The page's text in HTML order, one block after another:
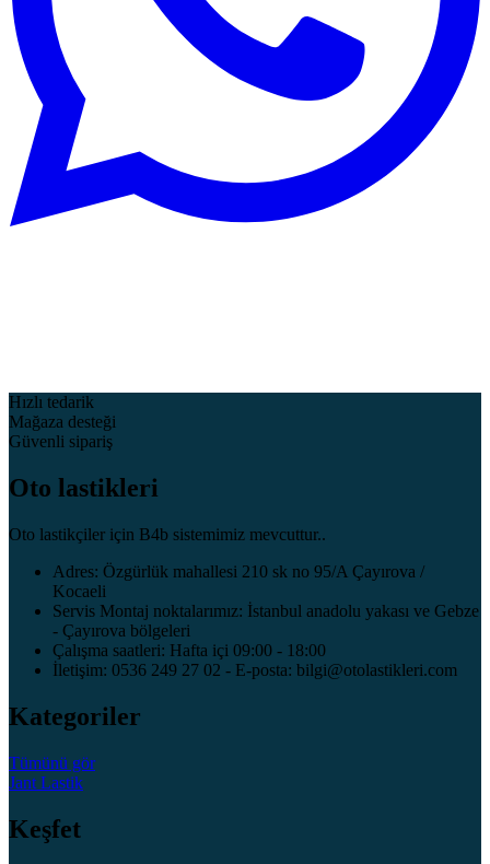
Hızlı tedarik
Mağaza desteği
Güvenli sipariş
Oto lastikleri
Oto lastikçiler için B4b sistemimiz mevcuttur..
Adres: Özgürlük mahallesi 210 sk no 95/A Çayırova /
Kocaeli
Servis Montaj noktalarımız: İstanbul anadolu yakası ve Gebze
- Çayırova bölgeleri
Çalışma saatleri: Hafta içi 09:00 - 18:00
İletişim: 0536 249 27 02 - E-posta: bilgi@otolastikleri.com
Kategoriler
Tümünü gör
Jant Lastik
Keşfet